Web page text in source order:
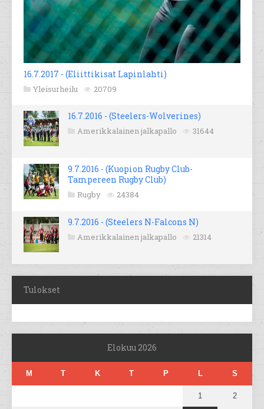
16.7.2017 - (Eliittikisat Lapinlahti)
Yleisurheilu 20709
16.7.2016 - (Steelers-Wolverines)
Amerikkalainen jalkapallo 31644
9.7.2016 - (Kuopion Rugby Club-
Tampereen Rugby Club)
Rugby 24384
9.7.2016 - (Steelers N-Falcons N)
Amerikkalainen jalkapallo 21314
Tulokset
Elokuu 2026
M T K T P L S
1 2